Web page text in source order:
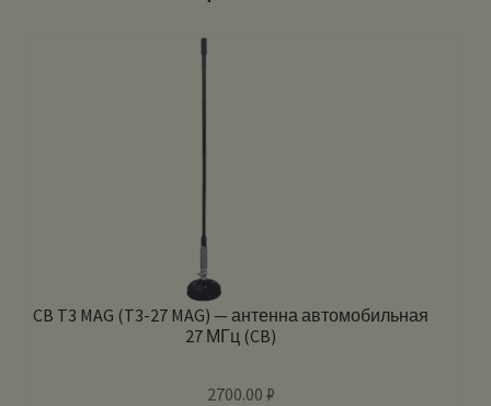
CB T3 MAG (T3-27 MAG) — антенна автомобильная
27 МГц (CB)
2700.00₽